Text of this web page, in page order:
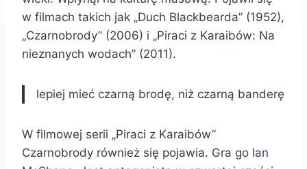
w filmach takich jak „Duch Blackbearda” (1952),
„Czarnobrody” (2006) i „Piraci z Karaibów: Na
nieznanych wodach” (2011).
lepiej mieć czarną brodę, niż czarną banderę
W filmowej serii „Piraci z Karaibów”
Czarnobrody również się pojawia. Gra go Ian